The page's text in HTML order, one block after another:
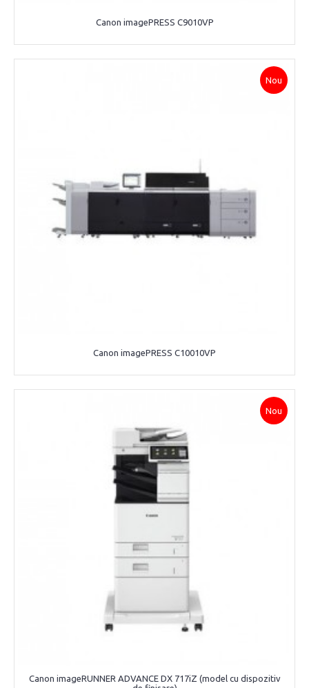
Canon imagePRESS C9010VP
Nou
Canon imagePRESS C10010VP
Nou
Canon imageRUNNER ADVANCE DX 717iZ (model cu dispozitiv